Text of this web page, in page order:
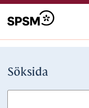
Söksida